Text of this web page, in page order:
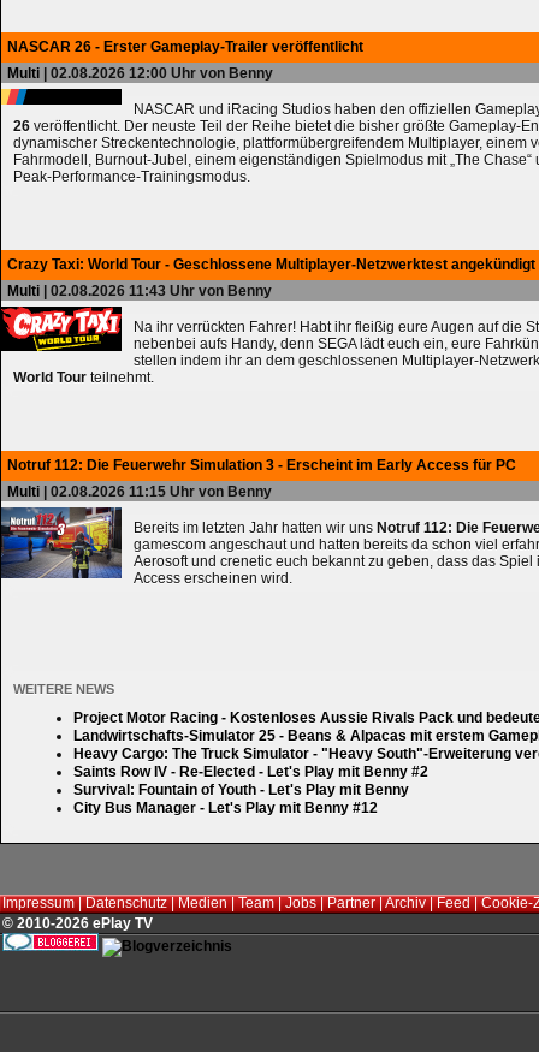
NASCAR 26 - Erster Gameplay-Trailer veröffentlicht
Multi | 02.08.2026 12:00 Uhr von Benny
NASCAR und iRacing Studios haben den offiziellen
26 veröffentlicht. Der neuste Teil der Reihe bietet die bisher größte Gameplay-
dynamischer Streckentechnologie, plattformübergreifendem Multiplayer, einem
Fahrmodell, Burnout-Jubel, einem eigenständigen Spielmodus mit „The
Peak-Performance-Trainingsmodus.
Crazy Taxi: World Tour - Geschlossene Multiplayer-Netzwerktest angekündigt
Multi | 02.08.2026 11:43 Uhr von Benny
Na ihr verrückten Fahrer! Habt ihr fleißig eure Augen auf die
nebenbei aufs Handy, denn SEGA lädt euch ein, eure
stellen indem ihr an dem geschlossenen Multiplayer-
World Tour teilnehmt.
Notruf 112: Die Feuerwehr Simulation 3 - Erscheint im Early Access für PC
Multi | 02.08.2026 11:15 Uhr von Benny
Bereits im letzten Jahr hatten wir uns Notruf 112: Die
gamescom angeschaut und hatten bereits da schon viel
Aerosoft und crenetic euch bekannt zu geben, dass das Spiel
Access erscheinen wird.
WEITERE NEWS
Project Motor Racing - Kostenloses Aussie Rivals Pack und
Landwirtschafts-Simulator 25 - Beans & Alpacas mit erstem
Heavy Cargo: The Truck Simulator - "Heavy South"-Erweiterung
Saints Row IV - Re-Elected - Let's Play mit Benny #2
Survival: Fountain of Youth - Let's Play mit Benny
City Bus Manager - Let's Play mit Benny #12
Impressum|Datenschutz|Medien|Team|Jobs|Partner|Archiv|Feed|Cookie-
© 2010-2026 ePlay TV